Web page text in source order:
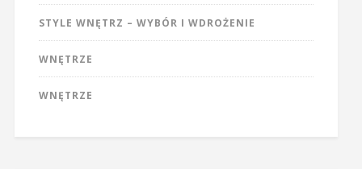
STYLE WNĘTRZ – WYBÓR I WDROŻENIE
WNĘTRZE
WNĘTRZE